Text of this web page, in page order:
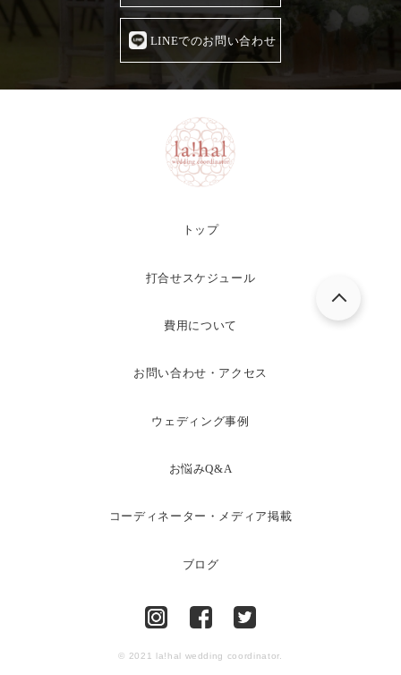
LINEでのお問い合わせ
トップ
打合せスケジュール
費用について
お問い合わせ・アクセス
ウェディング事例
お悩みQ&A
コーディネーター・メディア掲載
ブログ
© 2021 la!hal wedding coordinator.